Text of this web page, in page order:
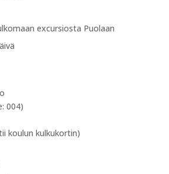
excursiosta Puolaan
004)
koulun kulkukortin)